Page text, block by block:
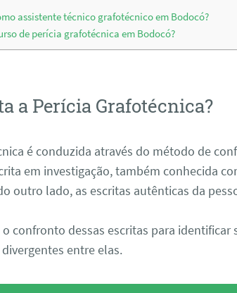
assistente técnico grafotécnico em Bodocó?
de perícia grafotécnica em Bodocó?
a Perícia Grafotécnica?
é conduzida através do método de
em investigação, também conhecida
outro lado, as escritas autênticas da
confronto dessas escritas para identificar
entre elas.